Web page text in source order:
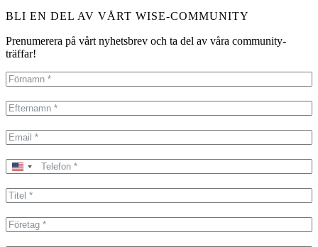
BLI EN DEL AV VÅRT WISE-COMMUNITY
Prenumerera på vårt nyhetsbrev och ta del av våra community-
träffar!
United
+1